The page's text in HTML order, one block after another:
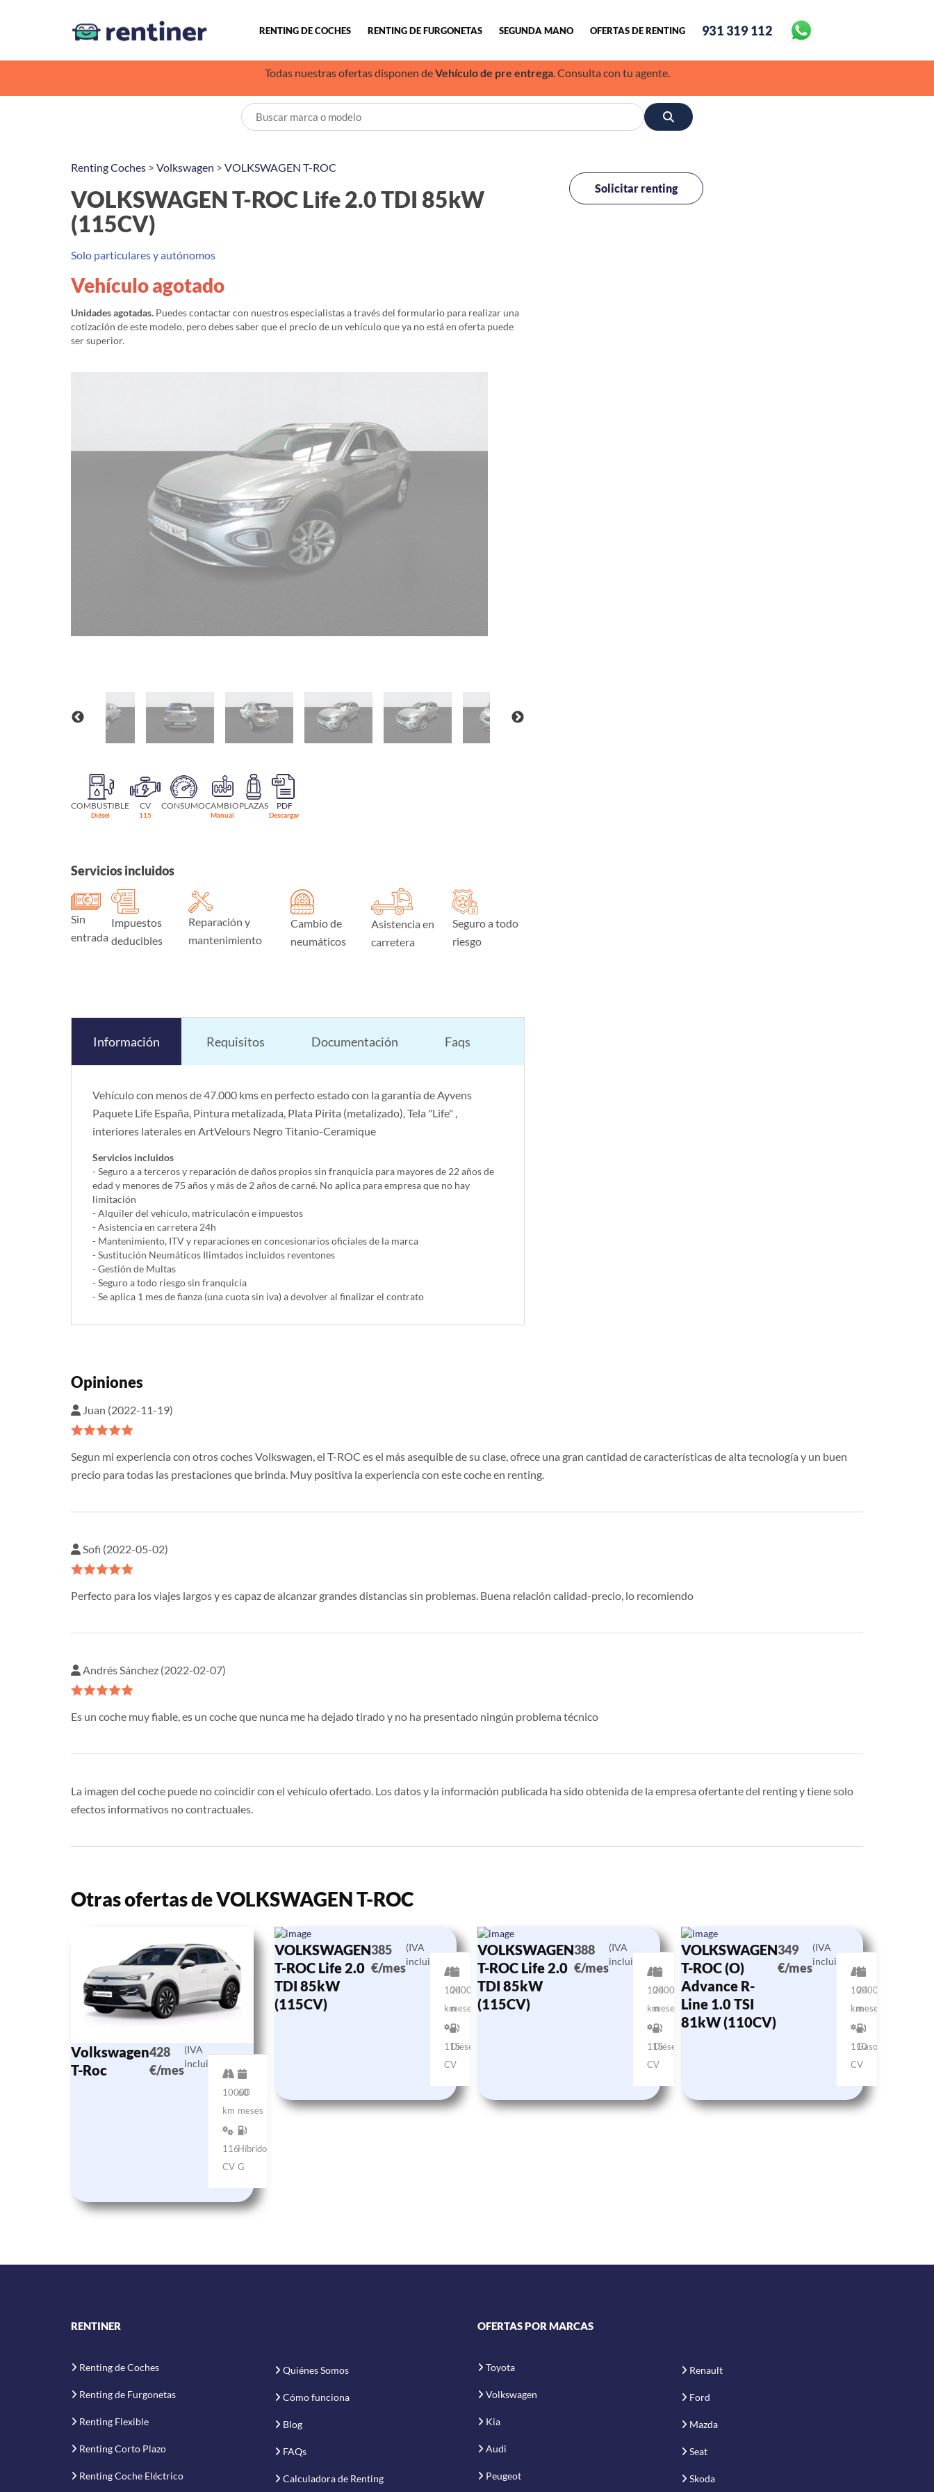
RENTING DE COCHES RENTING DE FURGONETAS SEGUNDA MANO OFERTAS DE RENTING 931 319 112
Todas nuestras ofertas disponen deVehículo de pre entrega. Consulta con tu agente.
Renting Coches > Volkswagen > VOLKSWAGEN T-ROC
VOLKSWAGEN T-ROC Life 2.0 TDI 85kW
(115CV)
Solo particulares y autónomos
Vehículo agotado
Unidades agotadas. Puedes contactar con nuestros especialistas a través del formulario para realizar una
cotización de este modelo, pero debes saber que el precio de un vehículo que ya no está en oferta puede
ser superior.
COMBUSTIBLE
Diésel
CV
115
CONSUMOCAMBIO
Manual
PLAZAS PDF
Descargar
Servicios incluidos
Sin
entrada
Impuestos
deducibles
Reparación y
mantenimiento
Cambio de
neumáticos
Asistencia en
carretera
Seguro a todo
riesgo
Información Requisitos Documentación Faqs
Vehículo con menos de 47.000 kms en perfecto estado con la garantía de Ayvens
Paquete Life España, Pintura metalizada, Plata Pirita (metalizado), Tela "Life" ,
interiores laterales en ArtVelours Negro Titanio-Ceramique
Servicios incluidos
- Seguro a a terceros y reparación de daños propios sin franquicia para mayores de 22 años de
edad y menores de 75 años y más de 2 años de carné. No aplica para empresa que no hay
limitación
- Alquiler del vehí­culo, matriculacón e impuestos
- Asistencia en carretera 24h
- Mantenimiento, ITV y reparaciones en concesionarios oficiales de la marca
- Sustitución Neumáticos Ilimtados incluidos reventones
- Gestión de Multas
- Seguro a todo riesgo sin franquicia
- Se aplica 1 mes de fianza (una cuota sin iva) a devolver al finalizar el contrato
Solicitar renting
Opiniones
Juan (2022-11-19)
Segun mi experiencia con otros coches Volkswagen, el T-ROC es el más asequible de su clase, ofrece una gran cantidad de características de alta tecnología y un buen
precio para todas las prestaciones que brinda. Muy positiva la experiencia con este coche en renting.
Sofi (2022-05-02)
Perfecto para los viajes largos y es capaz de alcanzar grandes distancias sin problemas. Buena relación calidad-precio, lo recomiendo
Andrés Sánchez (2022-02-07)
Es un coche muy fiable, es un coche que nunca me ha dejado tirado y no ha presentado ningún problema técnico
La imagen del coche puede no coincidir con el vehículo ofertado. Los datos y la información publicada ha sido obtenida de la empresa ofertante del renting y tiene solo
efectos informativos no contractuales.
Otras ofertas de VOLKSWAGEN T-ROC
Volkswagen
T-Roc
428
€/mes
(IVA
incluido)
10000
km
60
meses
116
CV
Híbrido
G
VOLKSWAGEN
T-ROC Life 2.0
TDI 85kW
(115CV)
385
€/mes
(IVA
incluido)
10000
km
24
meses
115
CV
Diésel
VOLKSWAGEN
T-ROC Life 2.0
TDI 85kW
(115CV)
388
€/mes
(IVA
incluido)
10000
km
24
meses
115
CV
Diésel
VOLKSWAGEN
T-ROC (O)
Advance R-
Line 1.0 TSI
81kW (110CV)
349
€/mes
(IVA
incluido)
10000
km
24
meses
110
CV
Gasolina
RENTINER
Renting de Coches
Renting de Furgonetas
Renting Flexible
Renting Corto Plazo
Renting Coche Eléctrico
Quiénes Somos
Cómo funciona
Blog
FAQs
Calculadora de Renting
OFERTAS POR MARCAS
Toyota
Volkswagen
Kia
Audi
Peugeot
Renault
Ford
Mazda
Seat
Skoda